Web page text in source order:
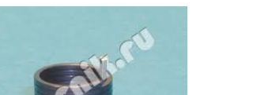
UPOREDI